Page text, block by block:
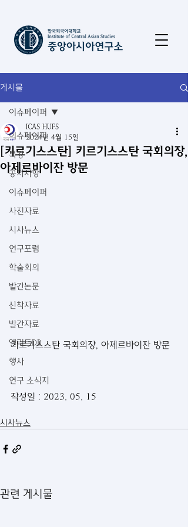
게시물
이슈페이퍼
특강
공지사항
이슈페이퍼
사진자료
시사뉴스
연구포럼
학술회의
발간논문
신착자료
발간자료
엘리트DB
행사
연구 소식지
이슈페이퍼
[키르기스스탄] 키르기스스탄 국회의장,
아제르바이잔 방문
ICAS HUFS
2024년 4월 15일
키르기스스탄 국회의장, 아제르바이잔 방문
작성일 : 2023. 05. 15
시사뉴스
관련 게시물